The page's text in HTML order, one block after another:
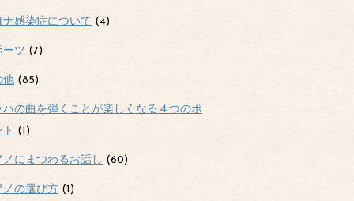
ナ感染症について (4)
ーツ (7)
他 (85)
ハの曲を弾くことが楽しくなる４つのポ
(1)
ノにまつわるお話し (60)
ノの選び方 (1)